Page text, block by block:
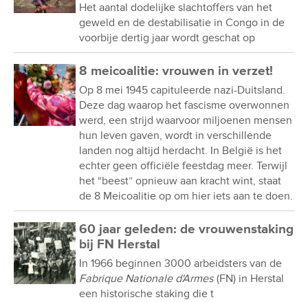
Het aantal dodelijke slachtoffers van het
geweld en de destabilisatie in Congo in de
voorbije dertig jaar wordt geschat op
8 meicoalitie: vrouwen in verzet!
Op 8 mei 1945 capituleerde nazi-Duitsland.
Deze dag waarop het fascisme overwonnen
werd, een strijd waarvoor miljoenen mensen
hun leven gaven, wordt in verschillende
landen nog altijd herdacht. In België is het
echter geen officiële feestdag meer. Terwijl
het “beest” opnieuw aan kracht wint, staat
de 8 Meicoalitie op om hier iets aan te doen.
60 jaar geleden: de vrouwenstaking
bij FN Herstal
In 1966 beginnen 3000 arbeidsters van de
Fabrique Nationale d'Armes (FN) in Herstal
een historische staking die t